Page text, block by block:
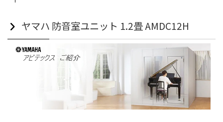
ヤマハ 防音室ユニット 1.2畳 AMDC12H